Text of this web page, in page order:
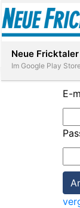
E-
Neue
Im Google Play